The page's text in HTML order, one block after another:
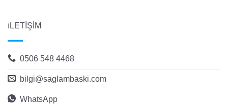
İLETİŞİM
0506 548 4468
bilgi@saglambaski.com
WhatsApp